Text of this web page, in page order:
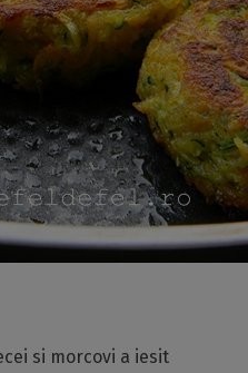
si morcovi a iesit